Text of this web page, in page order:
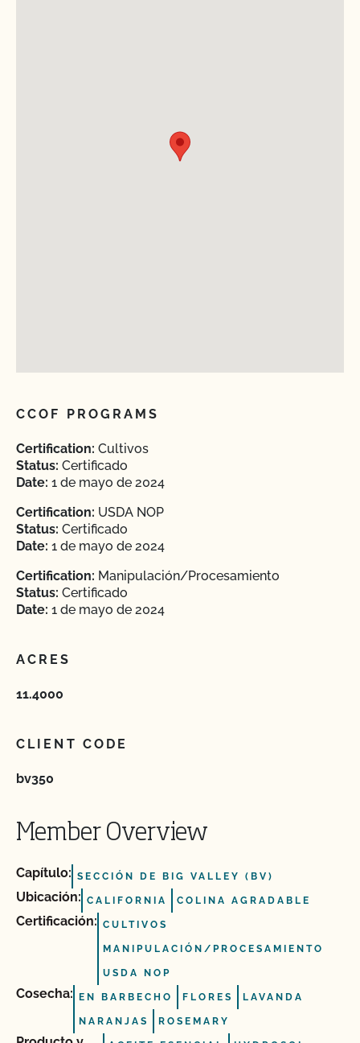
CCOF PROGRAMS
Certification: Cultivos
Status: Certificado
Date: 1 de mayo de 2024
Certification: USDA NOP
Status: Certificado
Date: 1 de mayo de 2024
Certification: Manipulación/Procesamiento
Status: Certificado
Date: 1 de mayo de 2024
ACRES
11.4000
CLIENT CODE
bv350
Member Overview
Capítulo: SECCIÓN DE BIG VALLEY (BV)
Ubicación: CALIFORNIA COLINA AGRADABLE
Certificación: CULTIVOS
MANIPULACIÓN/PROCESAMIENTO
USDA NOP
Cosecha: EN BARBECHO FLORES LAVANDA
NARANJAS ROSEMARY